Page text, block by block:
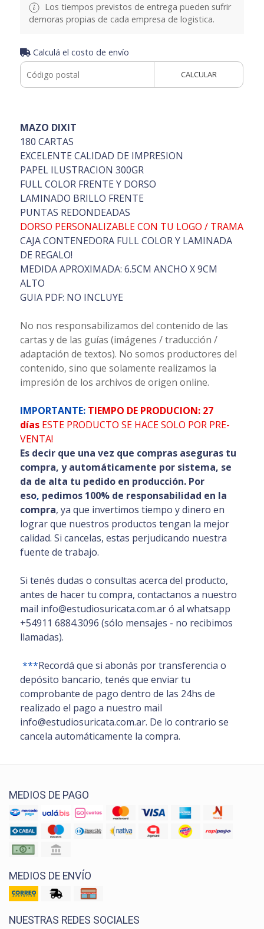
Los tiempos previstos de entrega pueden sufrir
demoras propias de cada empresa de logistica.
Calculá el costo de envío
CALCULAR
MAZO DIXIT
180 CARTAS
EXCELENTE CALIDAD DE IMPRESION
PAPEL ILUSTRACION 300GR
FULL COLOR FRENTE Y DORSO
LAMINADO BRILLO FRENTE
PUNTAS REDONDEADAS
DORSO PERSONALIZABLE CON TU LOGO / TRAMA
CAJA CONTENEDORA FULL COLOR Y LAMINADA
DE REGALO!
MEDIDA APROXIMADA: 6.5CM ANCHO X 9CM
ALTO
GUIA PDF: NO INCLUYE
No nos responsabilizamos del contenido de las
cartas y de las guías (imágenes / traducción /
adaptación de textos). No somos productores del
contenido, sino que solamente realizamos la
impresión de los archivos de origen online.
IMPORTANTE: TIEMPO DE PRODUCION: 27
días ESTE PRODUCTO SE HACE SOLO POR PRE-
VENTA!
Es decir que una vez que compras aseguras tu
compra, y automáticamente por sistema, se
da de alta tu pedido en producción. Por
eso, pedimos 100% de responsabilidad en la
compra, ya que invertimos tiempo y dinero en
lograr que nuestros productos tengan la mejor
calidad. Si cancelas, estas perjudicando nuestra
fuente de trabajo.
Si tenés dudas o consultas acerca del producto,
antes de hacer tu compra, contactanos a nuestro
mail info@estudiosuricata.com.ar ó al whatsapp
+54911 6884.3096 (sólo mensajes - no recibimos
llamadas).
***Recordá que si abonás por transferencia o
depósito bancario, tenés que enviar tu
comprobante de pago dentro de las 24hs de
realizado el pago a nuestro mail
info@estudiosuricata.com.ar. De lo contrario se
cancela automáticamente la compra.
MEDIOS DE PAGO
MEDIOS DE ENVÍO
NUESTRAS REDES SOCIALES